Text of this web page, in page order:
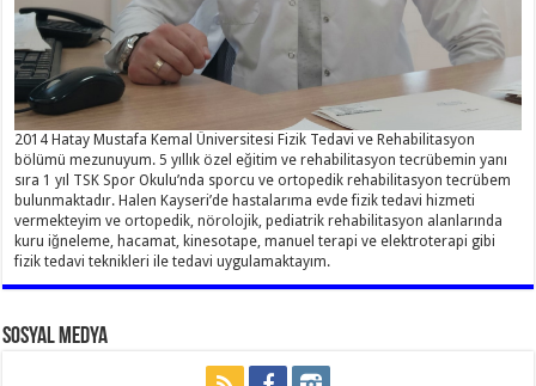
2014 Hatay Mustafa Kemal Üniversitesi Fizik Tedavi ve Rehabilitasyon
bölümü mezunuyum. 5 yıllık özel eğitim ve rehabilitasyon tecrübemin yanı
sıra 1 yıl TSK Spor Okulu’nda sporcu ve ortopedik rehabilitasyon tecrübem
bulunmaktadır. Halen Kayseri’de hastalarıma evde fizik tedavi hizmeti
vermekteyim ve ortopedik, nörolojik, pediatrik rehabilitasyon alanlarında
kuru iğneleme, hacamat, kinesotape, manuel terapi ve elektroterapi gibi
fizik tedavi teknikleri ile tedavi uygulamaktayım.
Sosyal Medya